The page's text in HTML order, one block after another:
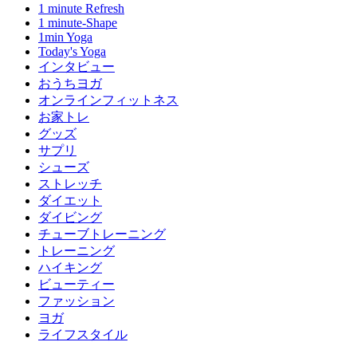
1 minute Refresh
1 minute-Shape
1min Yoga
Today's Yoga
インタビュー
おうちヨガ
オンラインフィットネス
お家トレ
グッズ
サプリ
シューズ
ストレッチ
ダイエット
ダイビング
チューブトレーニング
トレーニング
ハイキング
ビューティー
ファッション
ヨガ
ライフスタイル